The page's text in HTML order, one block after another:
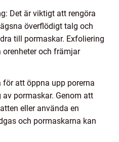
Det är viktigt att rengöra
överflödigt talg och
till pormaskar. Exfoliering
och främjar
att öppna upp porerna
pormaskar. Genom att
eller använda en
och pormaskarna kan